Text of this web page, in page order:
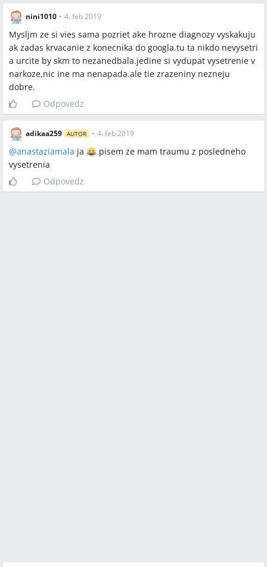
nini1010 • 4. feb 2019
Mysljm ze si vies sama pozriet ake hrozne diagnozy vyskakuju
ak zadas krvacanie z konecnika do googla.tu ta nikdo nevysetri
a urcite by skm to nezanedbala.jedine si vydupat vysetrenie v
narkoze,nic ine ma nenapada.ale tie zrazeniny nezneju
dobre.
Odpovedz
adikaa259 AUTOR • 4. feb 2019
@anastaziamala ja
pisem ze mam traumu z posledneho
vysetrenia
Odpovedz